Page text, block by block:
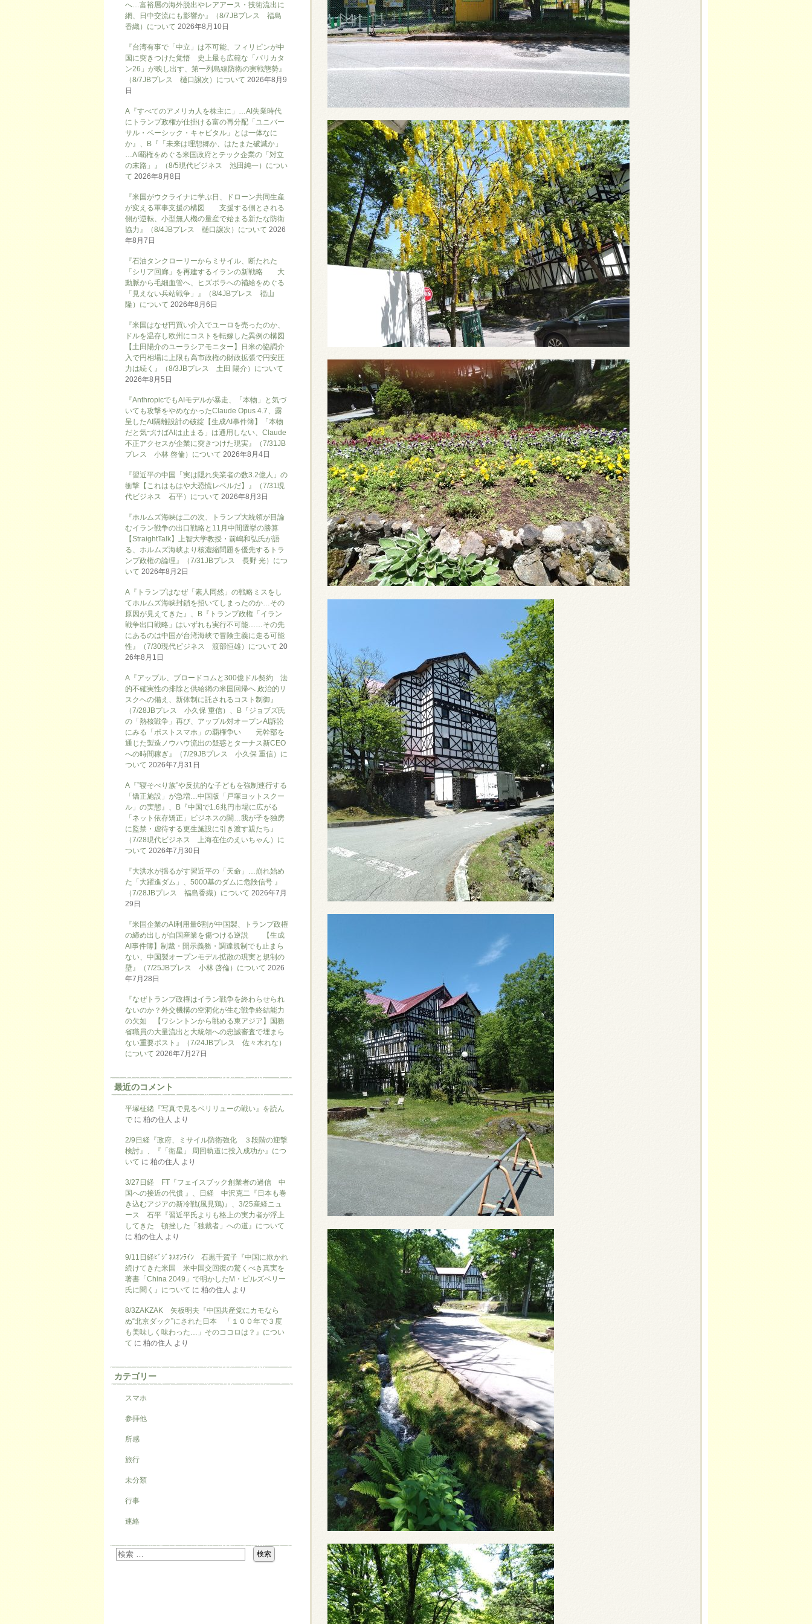
へ…富裕層の海外脱出やレアアース・技術流出に
網、日中交流にも影響か』（8/7JBプレス 福島
香織）について 2026年8月10日
『台湾有事で「中立」は不可能、フィリピンが中
国に突きつけた覚悟 史上最も広範な「バリカタ
ン26」が映し出す、第一列島線防衛の実戦態勢』
（8/7JBプレス 樋口譲次）について 2026年8月9
日
A『すべてのアメリカ人を株主に」…AI失業時代
にトランプ政権が仕掛ける富の再分配「ユニバー
サル・ベーシック・キャピタル」とは一体なに
か』、B『「未来は理想郷か、はたまた破滅か」
…AI覇権をめぐる米国政府とテック企業の「対立
の末路」』（8/5現代ビジネス 池田純一）につい
て 2026年8月8日
『米国がウクライナに学ぶ日、ドローン共同生産
が変える軍事支援の構図 支援する側とされる
側が逆転、小型無人機の量産で始まる新たな防衛
協力』（8/4JBプレス 樋口譲次）について 2026
年8月7日
『石油タンクローリーからミサイル、断たれた
「シリア回廊」を再建するイランの新戦略 大
動脈から毛細血管へ、ヒズボラへの補給をめぐる
「見えない兵站戦争」』（8/4JBプレス 福山
隆）について 2026年8月6日
『米国はなぜ円買い介入でユーロを売ったのか、
ドルを温存し欧州にコストを転嫁した異例の構図
【土田陽介のユーラシアモニター】日米の協調介
入で円相場に上限も高市政権の財政拡張で円安圧
力は続く』（8/3JBプレス 土田 陽介）について
2026年8月5日
『AnthropicでもAIモデルが暴走、「本物」と気づ
いても攻撃をやめなかったClaude Opus 4.7、露
呈したAI隔離設計の破綻【生成AI事件簿】「本物
だと気づけばAIは止まる」は通用しない、Claude
不正アクセスが企業に突きつけた現実』（7/31JB
プレス 小林 啓倫）について 2026年8月4日
『習近平の中国「実は隠れ失業者の数3.2億人」の
衝撃【これはもはや大恐慌レベルだ】』（7/31現
代ビジネス 石平）について 2026年8月3日
『ホルムズ海峡は二の次、トランプ大統領が目論
むイラン戦争の出口戦略と11月中間選挙の勝算
【StraightTalk】上智大学教授・前嶋和弘氏が語
る、ホルムズ海峡より核濃縮問題を優先するトラ
ンプ政権の論理』（7/31JBプレス 長野 光）につ
いて 2026年8月2日
A『トランプはなぜ「素人同然」の戦略ミスをし
てホルムズ海峡封鎖を招いてしまったのか…その
原因が見えてきた』、B『トランプ政権「イラン
戦争出口戦略」はいずれも実行不可能……その先
にあるのは中国が台湾海峡で冒険主義に走る可能
性』（7/30現代ビジネス 渡部恒雄）について 20
26年8月1日
A『アップル、ブロードコムと300億ドル契約 法
的不確実性の排除と供給網の米国回帰へ 政治的リ
スクへの備え、新体制に託されるコスト制御』
（7/28JBプレス 小久保 重信）、B『ジョブズ氏
の「熱核戦争」再び、アップル対オープンAI訴訟
にみる「ポストスマホ」の覇権争い 元幹部を
通じた製造ノウハウ流出の疑惑とターナス新CEO
への時間稼ぎ』（7/29JBプレス 小久保 重信）に
ついて 2026年7月31日
A『”寝そべり族”や反抗的な子どもを強制連行する
「矯正施設」が急増…中国版「戸塚ヨットスクー
ル」の実態』、B『中国で1.6兆円市場に広がる
「ネット依存矯正」ビジネスの闇…我が子を独房
に監禁・虐待する更生施設に引き渡す親たち』
（7/28現代ビジネス 上海在住のえいちゃん）に
ついて 2026年7月30日
『大洪水が揺るがす習近平の「天命」…崩れ始め
た「大躍進ダム」、5000基のダムに危険信号 』
（7/28JBプレス 福島香織）について 2026年7月
29日
『米国企業のAI利用量6割が中国製、トランプ政権
の締め出しが自国産業を傷つける逆説 【生成
AI事件簿】制裁・開示義務・調達規制でも止まら
ない、中国製オープンモデル拡散の現実と規制の
壁』（7/25JBプレス 小林 啓倫）について 2026
年7月28日
『なぜトランプ政権はイラン戦争を終わらせられ
ないのか？外交機構の空洞化が生む戦争終結能力
の欠如 【ワシントンから眺める東アジア】国務
省職員の大量流出と大統領への忠誠審査で埋まら
ない重要ポスト』（7/24JBプレス 佐々木れな）
について 2026年7月27日
最近のコメント
平塚柾緒『写真で見るペリリューの戦い』を読ん
で に 柏の住人 より
2/9日経『政府、ミサイル防衛強化 ３段階の迎撃
検討』、『「衛星」 周回軌道に投入成功か』につ
いて に 柏の住人 より
3/27日経 FT『フェイスブック創業者の過信 中
国への接近の代償 』、日経 中沢克二『日本も巻
き込むアジアの新冷戦(風見鶏)』、3/25産経ニュ
ース 石平『習近平氏よりも格上の実力者が浮上
してきた 頓挫した「独裁者」への道』について
に 柏の住人 より
9/11日経ﾋﾞｼﾞﾈｽｵﾝﾗｲﾝ 石黒千賀子『中国に欺かれ
続けてきた米国 米中国交回復の驚くべき真実を
著書「China 2049」で明かしたM・ピルズベリー
氏に聞く』について に 柏の住人 より
8/3ZAKZAK 矢板明夫『中国共産党にカモなら
ぬ“北京ダック”にされた日本 「１００年で３度
も美味しく味わった…」そのココロは？』につい
て に 柏の住人 より
カテゴリー
スマホ
参拝他
所感
旅行
未分類
行事
連絡